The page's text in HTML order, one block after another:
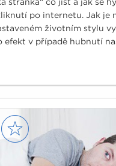
po internetu. Jak je
životním stylu
efekt v případě hubnutí